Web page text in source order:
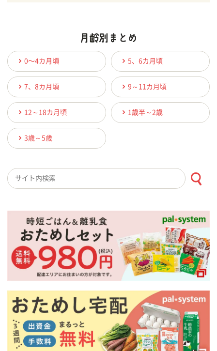
0〜4カ月頃 5、6カ月頃
7、8カ月頃 9～11カ月頃
12～18カ月頃 1歳半～2歳
3歳～5歳
検索キーワード入力